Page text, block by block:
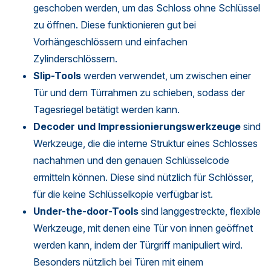
geschoben werden, um das Schloss ohne Schlüssel
zu öffnen. Diese funktionieren gut bei
Vorhängeschlössern und einfachen
Zylinderschlössern.
Slip-Tools werden verwendet, um zwischen einer
Tür und dem Türrahmen zu schieben, sodass der
Tagesriegel betätigt werden kann.
Decoder und Impressionierungswerkzeuge sind
Werkzeuge, die die interne Struktur eines Schlosses
nachahmen und den genauen Schlüsselcode
ermitteln können. Diese sind nützlich für Schlösser,
für die keine Schlüsselkopie verfügbar ist.
Under-the-door-Tools sind langgestreckte, flexible
Werkzeuge, mit denen eine Tür von innen geöffnet
werden kann, indem der Türgriff manipuliert wird.
Besonders nützlich bei Türen mit einem